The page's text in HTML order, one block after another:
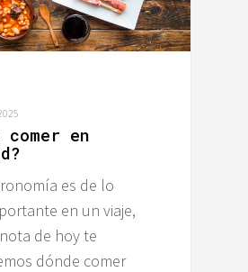
comer en
es de lo
en un viaje,
de hoy te
dónde comer